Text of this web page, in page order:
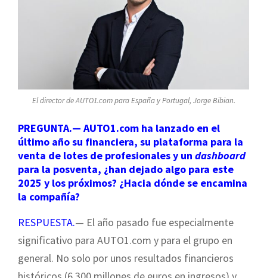
El director de AUTO1.com para España y Portugal, Jorge Bibian.
PREGUNTA.— AUTO1.com ha lanzado en el
último año su financiera, su plataforma para la
venta de lotes de profesionales y un dashboard
para la posventa, ¿han dejado algo para este
2025 y los próximos? ¿Hacia dónde se encamina
la compañía?
RESPUESTA.— El año pasado fue especialmente
significativo para AUTO1.com y para el grupo en
general. No solo por unos resultados financieros